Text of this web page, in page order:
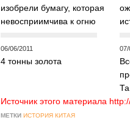
изобрели бумагу, которая
невосприимчива к огню
06/06/2011
4 тонны золота
07/
Источник этого материала
МЕТКИ ИСТОРИЯ КИТАЯ